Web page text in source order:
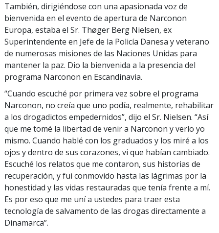
También, dirigiéndose con una apasionada voz de
bienvenida en el evento de apertura de Narconon
Europa, estaba el Sr. Thøger Berg Nielsen, ex
Superintendente en Jefe de la Policía Danesa y veterano
de numerosas misiones de las Naciones Unidas para
mantener la paz. Dio la bienvenida a la presencia del
programa Narconon en Escandinavia.
“Cuando escuché por primera vez sobre el programa
Narconon, no creía que uno podía, realmente, rehabilitar
a los drogadictos empedernidos”, dijo el Sr. Nielsen. “Así
que me tomé la libertad de venir a Narconon y verlo yo
mismo. Cuando hablé con los graduados y los miré a los
ojos y dentro de sus corazones, vi que habían cambiado.
Escuché los relatos que me contaron, sus historias de
recuperación, y fui conmovido hasta las lágrimas por la
honestidad y las vidas restauradas que tenía frente a mí.
Es por eso que me uní a ustedes para traer esta
tecnología de salvamento de las drogas directamente a
Dinamarca”.